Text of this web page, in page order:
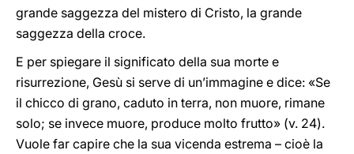
grande saggezza del mistero di Cristo, la grande
saggezza della croce.
E per spiegare il significato della sua morte e
risurrezione, Gesù si serve di un’immagine e dice: «Se
il chicco di grano, caduto in terra, non muore, rimane
solo; se invece muore, produce molto frutto» (v. 24).
Vuole far capire che la sua vicenda estrema – cioè la